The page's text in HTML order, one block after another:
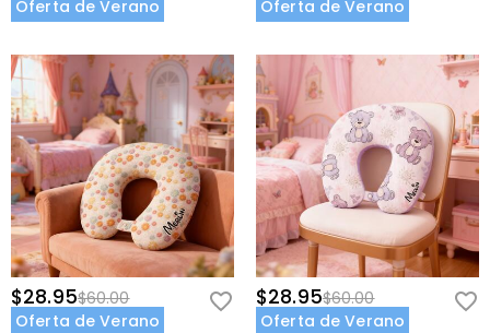
Oferta de Verano Oferta de Verano
$28.95$60.00
Oferta de Verano
$28.95$60.00
Oferta de Verano